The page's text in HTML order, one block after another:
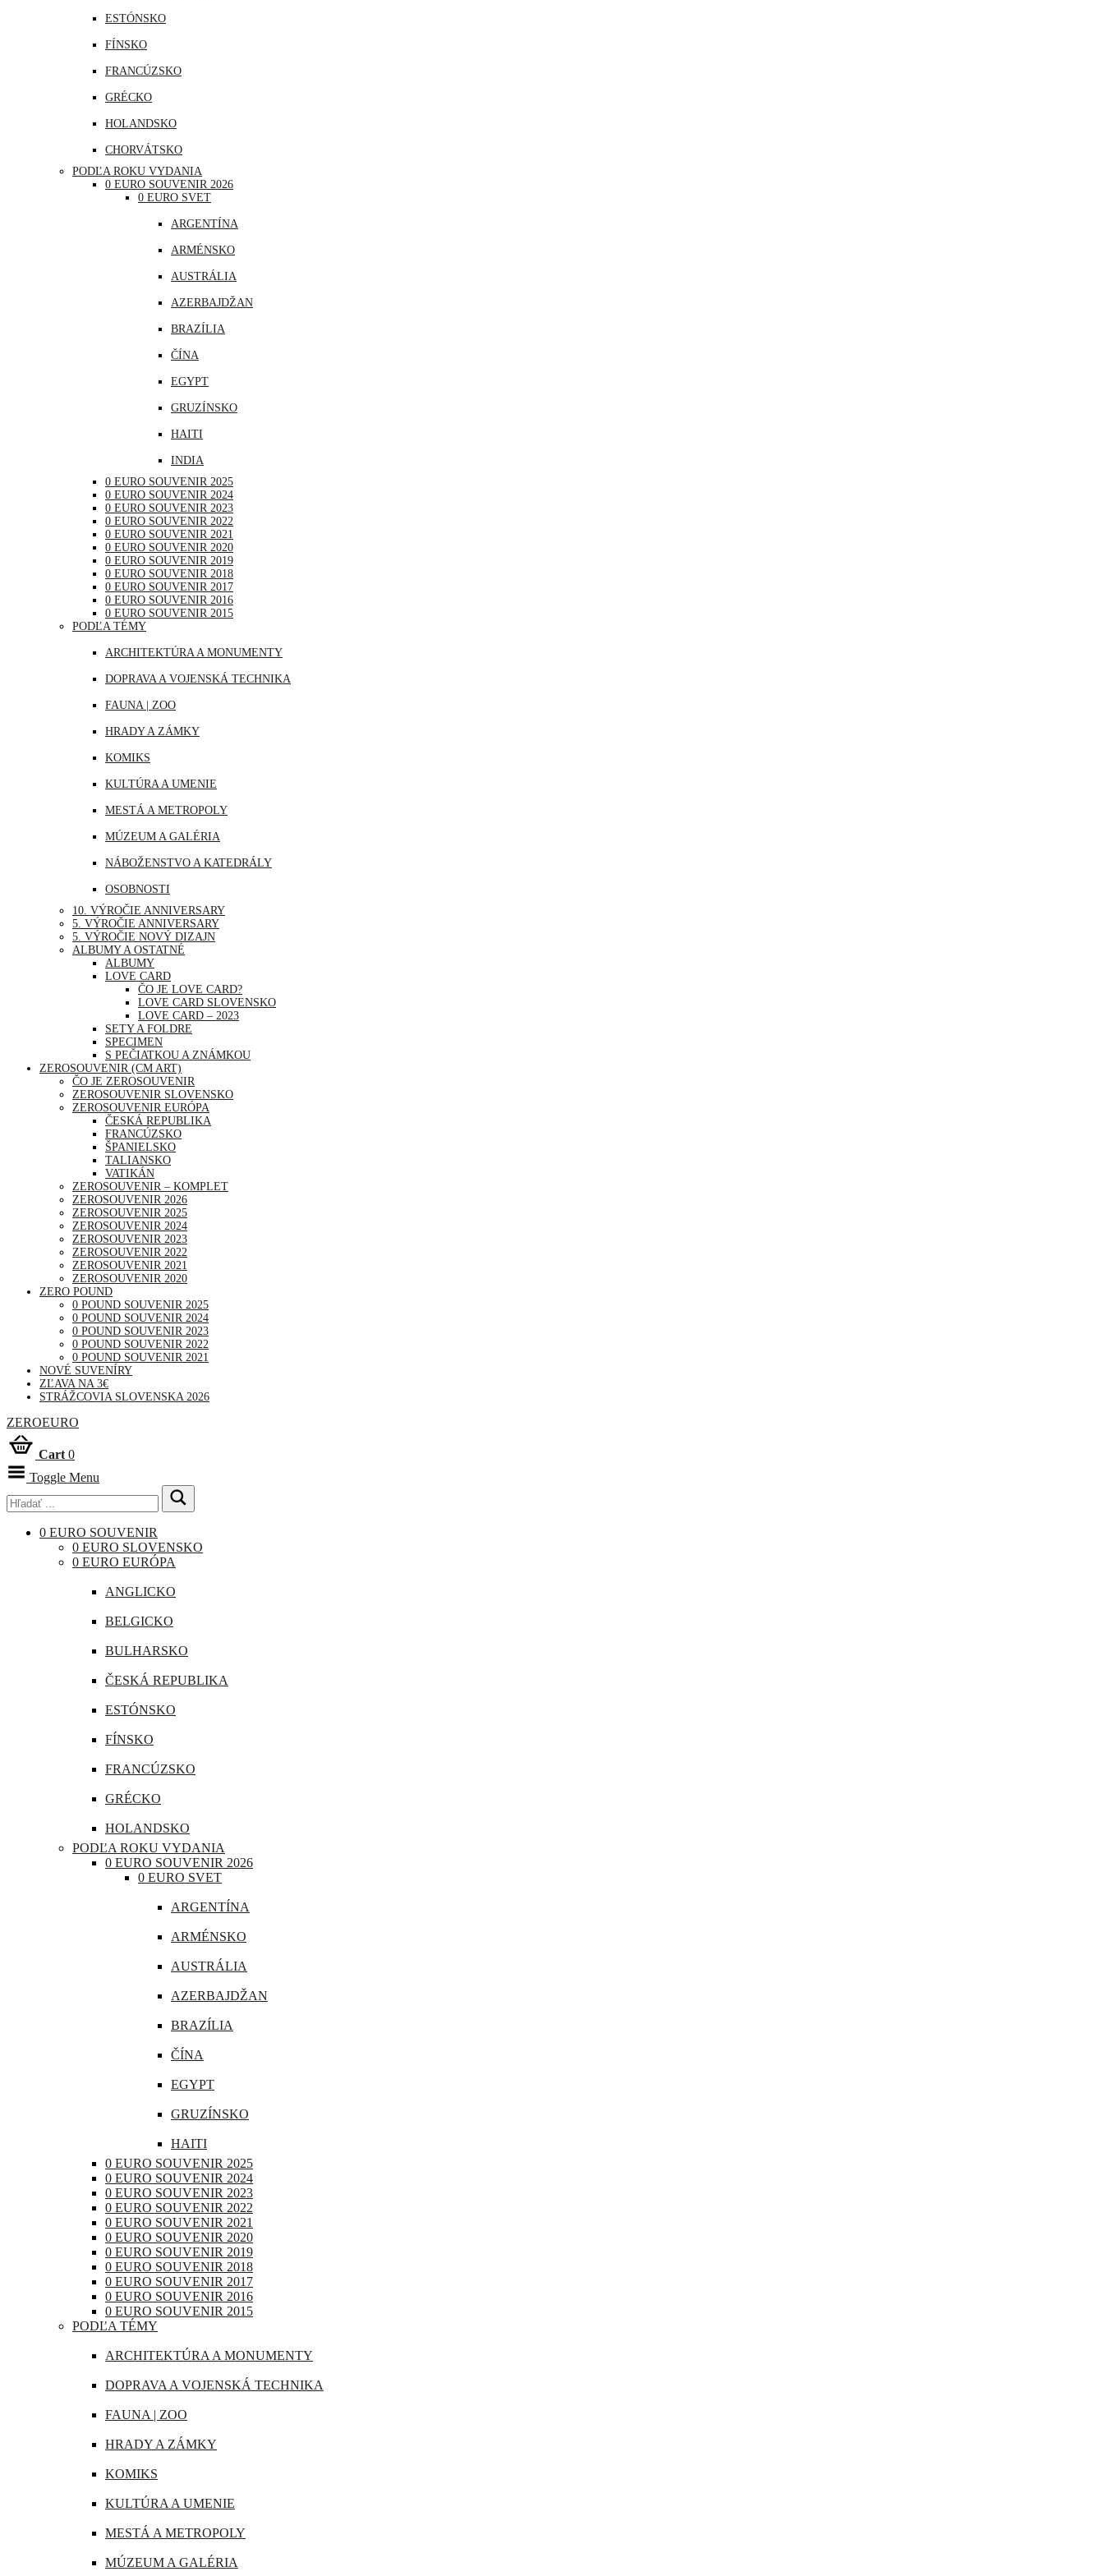
ESTÓNSKO
FÍNSKO
FRANCÚZSKO
GRÉCKO
HOLANDSKO
CHORVÁTSKO
ÍRSKO
ISLAND
LOTYŠSKO
LUXEMBURSKO
MAĎARSKO
NEMECKO
PORTUGALSKO
RAKÚSKO
RUMUNSKO
RUSKO
SAN MARÍNO
SLOVINSKO
ŠPANIELSKO
ŠVAJČIARSKO
ŠVÉDSKO
TALIANSKO
VATIKÁN
PODĽA ROKU VYDANIA
0 EURO SOUVENIR 2026
0 EURO SVET
ARGENTÍNA
ARMÉNSKO
AUSTRÁLIA
AZERBAJDŽAN
BRAZÍLIA
ČÍNA
EGYPT
GRUZÍNSKO
HAITI
INDIA
INDONÉZIA
IRAK
JAPONSKO
KANADA
KATAR
KUBA
LIBANON
SAUDSKÁ ARÁBIA
THAJSKO
TURECKO
0 EURO SOUVENIR 2025
0 EURO SOUVENIR 2024
0 EURO SOUVENIR 2023
0 EURO SOUVENIR 2022
0 EURO SOUVENIR 2021
0 EURO SOUVENIR 2020
0 EURO SOUVENIR 2019
0 EURO SOUVENIR 2018
0 EURO SOUVENIR 2017
0 EURO SOUVENIR 2016
0 EURO SOUVENIR 2015
PODĽA TÉMY
ARCHITEKTÚRA A MONUMENTY
DOPRAVA A VOJENSKÁ TECHNIKA
FAUNA | ZOO
HRADY A ZÁMKY
KOMIKS
KULTÚRA A UMENIE
MESTÁ A METROPOLY
MÚZEUM A GALÉRIA
NÁBOŽENSTVO A KATEDRÁLY
OSOBNOSTI
PRÍRODA
ŠPORT
UDALOSTI A VÝROČIA
VOĽNÝ ČAS | ZÁBAVA A RELAX
10. VÝROČIE ANNIVERSARY
5. VÝROČIE ANNIVERSARY
5. VÝROČIE NOVÝ DIZAJN
ALBUMY A OSTATNÉ
ALBUMY
LOVE CARD
ČO JE LOVE CARD?
LOVE CARD SLOVENSKO
LOVE CARD – 2023
SETY A FOLDRE
SPECIMEN
S PEČIATKOU A ZNÁMKOU
ZEROSOUVENIR (CM ART)
ČO JE ZEROSOUVENIR
ZEROSOUVENIR SLOVENSKO
ZEROSOUVENIR EURÓPA
ČESKÁ REPUBLIKA
FRANCÚZSKO
ŠPANIELSKO
TALIANSKO
VATIKÁN
ZEROSOUVENIR – KOMPLET
ZEROSOUVENIR 2026
ZEROSOUVENIR 2025
ZEROSOUVENIR 2024
ZEROSOUVENIR 2023
ZEROSOUVENIR 2022
ZEROSOUVENIR 2021
ZEROSOUVENIR 2020
ZERO POUND
0 POUND SOUVENIR 2025
0 POUND SOUVENIR 2024
0 POUND SOUVENIR 2023
0 POUND SOUVENIR 2022
0 POUND SOUVENIR 2021
NOVÉ SUVENÍRY
ZĽAVA NA 3€
STRÁŽCOVIA SLOVENSKA 2026
ZEROEURO
Cart 0
Toggle Menu
0 EURO SOUVENIR
0 EURO SLOVENSKO
0 EURO EURÓPA
ANGLICKO
BELGICKO
BULHARSKO
ČESKÁ REPUBLIKA
ESTÓNSKO
FÍNSKO
FRANCÚZSKO
GRÉCKO
HOLANDSKO
CHORVÁTSKO
ÍRSKO
LOTYŠSKO
LUXEMBURSKO
MAĎARSKO
NEMECKO
PORTUGALSKO
RAKÚSKO
RUMUNSKO
RUSKO
SAN MARÍNO
SLOVINSKO
ŠPANIELSKO
ŠVAJČIARSKO
ŠVÉDSKO
TALIANSKO
VATIKÁN
PODĽA ROKU VYDANIA
0 EURO SOUVENIR 2026
0 EURO SVET
ARGENTÍNA
ARMÉNSKO
AUSTRÁLIA
AZERBAJDŽAN
BRAZÍLIA
ČÍNA
EGYPT
GRUZÍNSKO
HAITI
INDIA
INDONÉZIA
IRAK
JAPONSKO
KANADA
KATAR
KUBA
LIBANON
MAROKO
MAURÍCIUS
MJANMARSKO
OMÁN
PERU
0 EURO SOUVENIR 2025
0 EURO SOUVENIR 2024
0 EURO SOUVENIR 2023
0 EURO SOUVENIR 2022
0 EURO SOUVENIR 2021
0 EURO SOUVENIR 2020
0 EURO SOUVENIR 2019
0 EURO SOUVENIR 2018
0 EURO SOUVENIR 2017
0 EURO SOUVENIR 2016
0 EURO SOUVENIR 2015
PODĽA TÉMY
ARCHITEKTÚRA A MONUMENTY
DOPRAVA A VOJENSKÁ TECHNIKA
FAUNA | ZOO
HRADY A ZÁMKY
KOMIKS
KULTÚRA A UMENIE
MESTÁ A METROPOLY
MÚZEUM A GALÉRIA